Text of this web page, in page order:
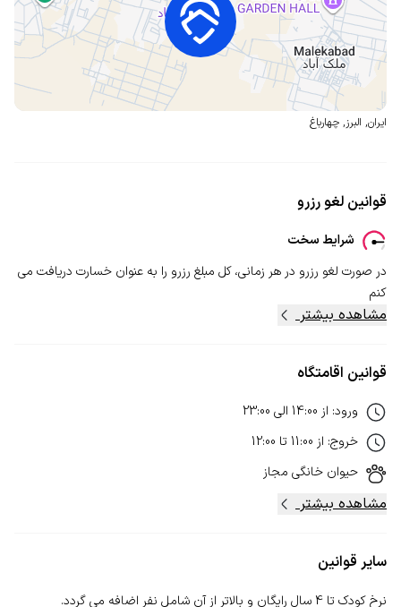
ایران, البرز, چهارباغ
قوانین لغو رزرو
شرایط سخت
در صورت لغو رزرو در هر زمانی، کل مبلغ رزرو را به عنوان خسارت دریافت می
کنم
مشاهده بیشتر
قوانین اقامتگاه
ورود: از 14:00 الی 23:00
خروج: از 11:00 تا 12:00
حیوان خانگی مجاز
مشاهده بیشتر
سایر قوانین